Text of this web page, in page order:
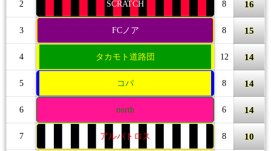
2 SCRATCH 8 16
3 FCノア 8 15
4 タカモト道路団 12 14
5 コパ 8 14
6 north 6 14
7 アルバトロス 8 10